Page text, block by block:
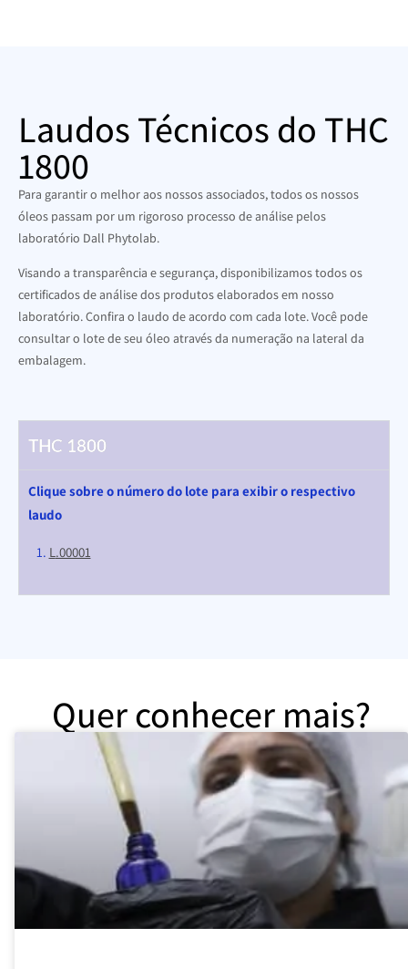
Laudos Técnicos do THC
1800
Para garantir o melhor aos nossos associados, todos os nossos
óleos passam por um rigoroso processo de análise pelos
laboratório Dall Phytolab.
Visando a transparência e segurança, disponibilizamos todos os
certificados de análise dos produtos elaborados em nosso
laboratório. Confira o laudo de acordo com cada lote. Você pode
consultar o lote de seu óleo através da numeração na lateral da
embalagem.
THC 1800
Clique sobre o número do lote para exibir o respectivo
laudo
L.00001
Quer conhecer mais?